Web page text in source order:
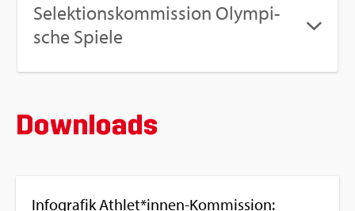
Se­lek­ti­ons­kom­mis­si­on Olym­pi­
sche Spie­le
Down­loads
In­fo­gra­fik Ath­let*innen-Kom­mis­si­on: